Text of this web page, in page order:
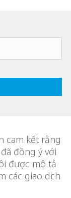
cam kết rằng
đồng ý với
được mô tả
các giao dịch